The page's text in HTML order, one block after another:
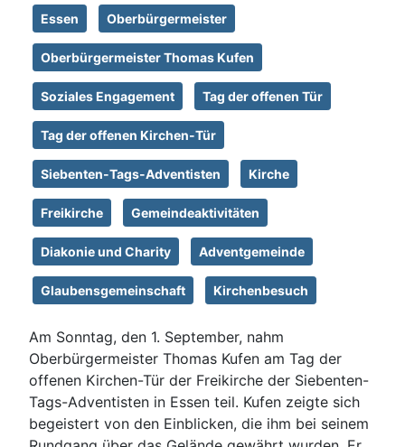
Essen Oberbürgermeister
Oberbürgermeister Thomas Kufen
Soziales Engagement Tag der offenen Tür
Tag der offenen Kirchen-Tür
Siebenten-Tags-Adventisten Kirche
Freikirche Gemeindeaktivitäten
Diakonie und Charity Adventgemeinde
Glaubensgemeinschaft Kirchenbesuch
Am Sonntag, den 1. September, nahm
Oberbürgermeister Thomas Kufen am Tag der
offenen Kirchen-Tür der Freikirche der Siebenten-
Tags-Adventisten in Essen teil. Kufen zeigte sich
begeistert von den Einblicken, die ihm bei seinem